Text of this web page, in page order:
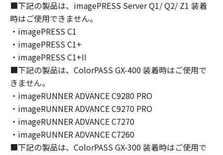
変更、除去または削除してはなりません。
２．使用許諾
(1)-1. お客様は、「ソフトウェア」を、お客様
のコンピューターにおいて使用（「使用」と
は、「ソフトウェア」をコンピューターの固定
記憶装置上にインストールすること、またはコ
ンピューターにおいて表示すること、アクセス
すること、読み出すこと、もしくは実行するこ
とのいずれも含むものとします。）することが
できます。
(1)-2. お客様は、「更新データ」を、お客様の
コンピューターおよび「プリンター」において
使用（「使用」とは、「更新データ」をコンピ
■下記の製品は、imagePRESS Server Q1/ Q2/ Z1 装着
時はご使用できません。
・imagePRESS C1
・imagePRESS C1+
・imagePRESS C1+II
■下記の製品は、ColorPASS GX-400 装着時はご使用で
きません。
・imageRUNNER ADVANCE C9280 PRO
・imageRUNNER ADVANCE C9270 PRO
・imageRUNNER ADVANCE C7270
・imageRUNNER ADVANCE C7260
■下記の製品は、ColorPASS GX-300 装着時はご使用で